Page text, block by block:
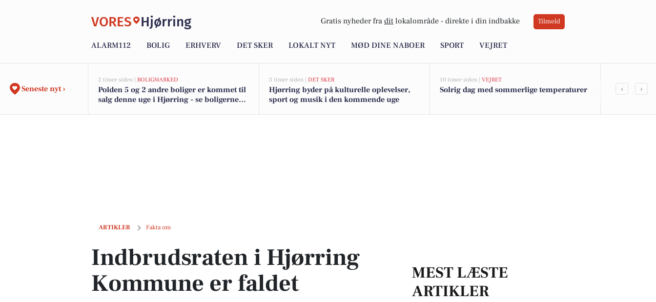
VORES Hjørring Gratis nyheder fra dit lokalområde - direkte i din indbakke Tilmeld
ALARM112 BOLIG ERHVERV DET SKER LOKALT NYT MØD DINE NABOER SPORT VEJRET
Seneste nyt ›
2 timer siden | BOLIGMARKED
Polden 5 og 2 andre boliger er kommet til
salg denne uge i Hjørring - se boligerne
3 timer siden | DET SKER
Hjørring byder på kulturelle oplevelser,
sport og musik i den kommende uge
10 timer siden | VEJRET
Solrig dag med sommerlige temperaturer
Baldersvej
‹ ›
ARTIKLER Fakta om
Indbrudsraten i Hjørring Kommune er faldet
Indbrudsraten i Hjørring
Kommune er faldet
MEST LÆSTE
ARTIKLER